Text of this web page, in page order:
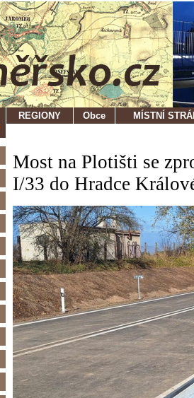
REGIONY Obce MÍSTNÍ
Most na Plotišti se
I/33 do Hradce